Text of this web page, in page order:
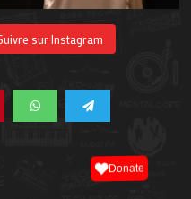
sur Instagram
Donate